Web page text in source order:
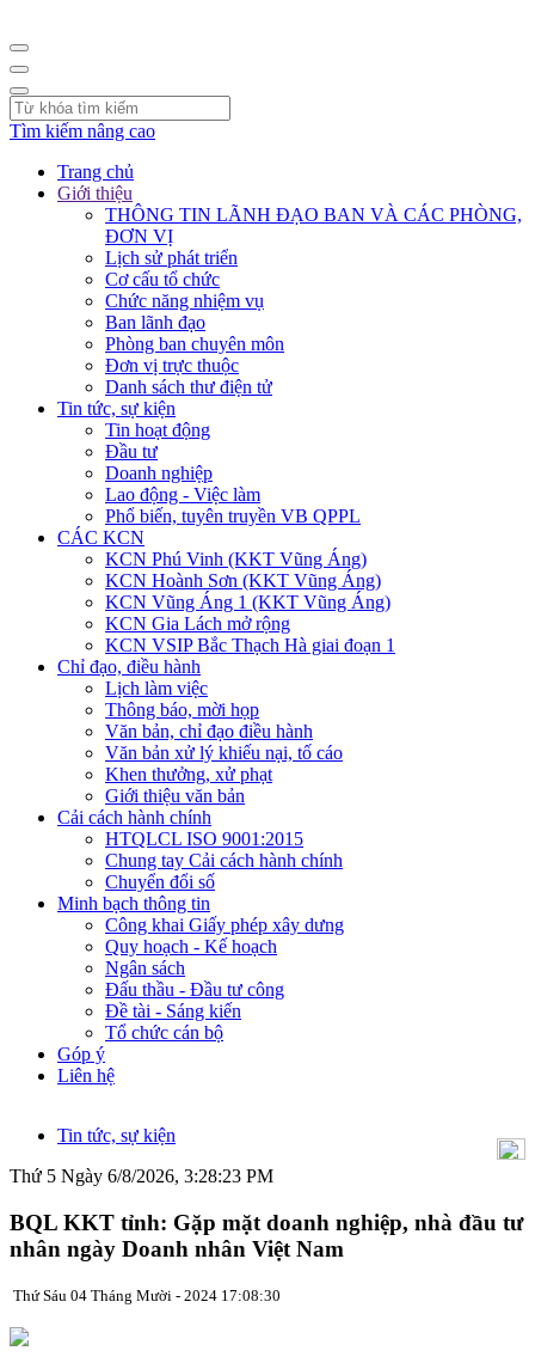
Tìm kiếm nâng cao
Trang chủ
Giới thiệu
THÔNG TIN LÃNH ĐẠO BAN VÀ CÁC PHÒNG,
ĐƠN VỊ
Lịch sử phát triển
Cơ cấu tổ chức
Chức năng nhiệm vụ
Ban lãnh đạo
Phòng ban chuyên môn
Đơn vị trực thuộc
Danh sách thư điện tử
Tin tức, sự kiện
Tin hoạt động
Đầu tư
Doanh nghiệp
Lao động - Việc làm
Phổ biến, tuyên truyền VB QPPL
CÁC KCN
KCN Phú Vinh (KKT Vũng Áng)
KCN Hoành Sơn (KKT Vũng Áng)
KCN Vũng Áng 1 (KKT Vũng Áng)
KCN Gia Lách mở rộng
KCN VSIP Bắc Thạch Hà giai đoạn 1
Chỉ đạo, điều hành
Lịch làm việc
Thông báo, mời họp
Văn bản, chỉ đạo điều hành
Văn bản xử lý khiếu nại, tố cáo
Khen thưởng, xử phạt
Giới thiệu văn bản
Cải cách hành chính
HTQLCL ISO 9001:2015
Chung tay Cải cách hành chính
Chuyển đổi số
Minh bạch thông tin
Công khai Giấy phép xây dưng
Quy hoạch - Kế hoạch
Ngân sách
Đấu thầu - Đầu tư công
Đề tài - Sáng kiến
Tổ chức cán bộ
Góp ý
Liên hệ
Tin tức, sự kiện
Thứ 5 Ngày 6/8/2026, 3:28:23 PM
BQL KKT tỉnh: Gặp mặt doanh nghiệp, nhà đầu tư
nhân ngày Doanh nhân Việt Nam
Thứ Sáu 04 Tháng Mười - 2024 17:08:30